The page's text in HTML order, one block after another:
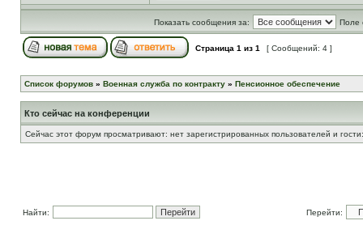
Показать сообщения за: Поле
Страница 1 из 1 [ Сообщений: 4 ]
Список форумов » Военная служба по контракту » Пенсионное обеспечение
Кто сейчас на конференции
Сейчас этот форум просматривают: нет зарегистрированных пользователей и
Найти: Перейти: